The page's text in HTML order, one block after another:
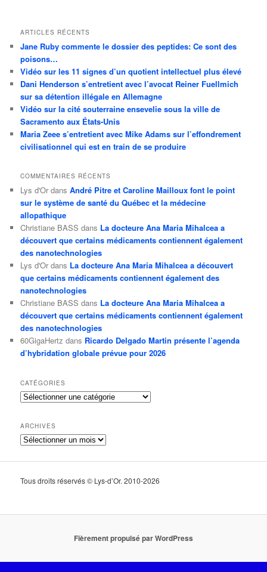
ARTICLES RÉCENTS
Jane Ruby commente le dossier des peptides: Ce sont des
poisons…
Vidéo sur les 11 signes d’un quotient intellectuel plus élevé
Dani Henderson s’entretient avec l’avocat Reiner Fuellmich
sur sa détention illégale en Allemagne
Vidéo sur la cité souterraine ensevelie sous la ville de
Sacramento aux États-Unis
Maria Zeee s’entretient avec Mike Adams sur l’effondrement
civilisationnel qui est en train de se produire
COMMENTAIRES RÉCENTS
Lys d'Or dansAndré Pitre et Caroline Mailloux font le point
sur le système de santé du Québec et la médecine
allopathique
Christiane BASS dans La docteure Ana Maria Mihalcea a
découvert que certains médicaments contiennent également
des nanotechnologies
Lys d'Or dans La docteure Ana Maria Mihalcea a découvert
que certains médicaments contiennent également des
nanotechnologies
Christiane BASS dans La docteure Ana Maria Mihalcea a
découvert que certains médicaments contiennent également
des nanotechnologies
60GigaHertz dans Ricardo Delgado Martin présente l’agenda
d’hybridation globale prévue pour 2026
CATÉGORIES
Catégories
ARCHIVES
Archives
Tous droits réservés © Lys-d’Or. 2010-2026
Fièrement propulsé par WordPress